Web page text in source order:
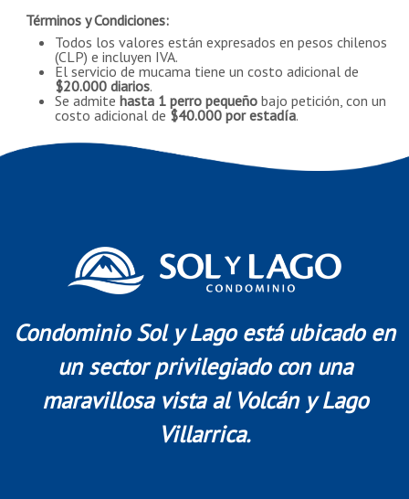
Términos y Condiciones:
Todos los valores están expresados en pesos chilenos
(CLP) e incluyen IVA.
El servicio de mucama tiene un costo adicional de
$20.000 diarios.
Se admite hasta 1 perro pequeño bajo petición, con un
costo adicional de $40.000 por estadía.
Condominio Sol y Lago está ubicado en
un sector privilegiado con una
maravillosa vista al Volcán y Lago
Villarrica.